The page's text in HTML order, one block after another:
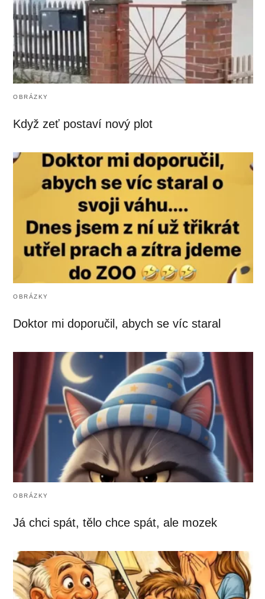
OBRÁZKY
Když zeť postaví nový plot
OBRÁZKY
Doktor mi doporučil, abych se víc staral
OBRÁZKY
Já chci spát, tělo chce spát, ale mozek